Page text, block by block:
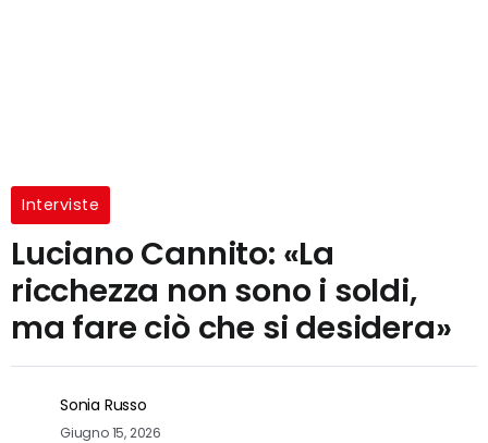
Interviste
Luciano Cannito: «La
ricchezza non sono i soldi,
ma fare ciò che si desidera»
Sonia Russo
Giugno 15, 2026